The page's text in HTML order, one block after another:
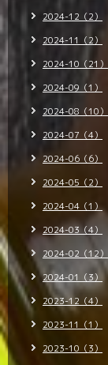
2024-12（2）
2024-11（2）
2024-10（21）
2024-09（1）
2024-08（10）
2024-07（4）
2024-06（6）
2024-05（2）
2024-04（1）
2024-03（4）
2024-02（12）
2024-01（3）
2023-12（4）
2023-11（1）
2023-10（3）